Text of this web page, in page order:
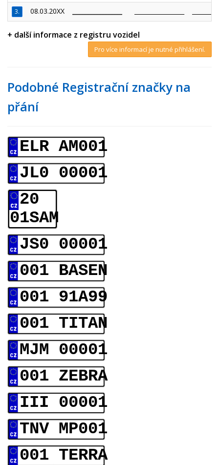
3. 08.03.20XX
+ další informace z registru vozidel
Pro více informací je nutné přihlášení.
Podobné Registrační značky na
přání
ELR AM001
JL0 00001
20
01SAM
JS0 00001
001 BASEN
001 91A99
001 TITAN
MJM 00001
001 ZEBRA
III 00001
TNV MP001
001 TERRA